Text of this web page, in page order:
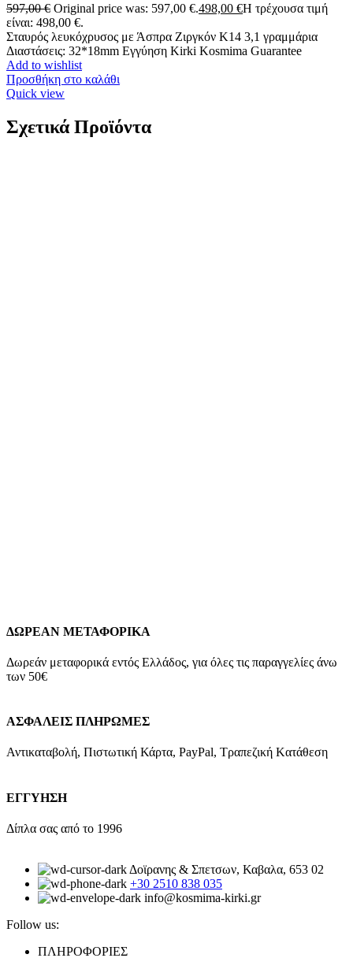
597,00€ Original price was: 597,00 €.498,00 €Η τρέχουσα τιμή
είναι: 498,00 €.
Σταυρός λευκόχρυσος με Άσπρα Ζιργκόν K14 3,1 γραμμάρια
Διαστάσεις: 32*18mm Εγγύηση Kirki Kosmima Guarantee
Add to wishlist
Προσθήκη στο καλάθι
Quick view
Σχετικά Προϊόντα
ΔΩΡΕΑΝ ΜΕΤΑΦΟΡΙΚΑ
Δωρεάν μεταφορικά εντός Ελλάδος, για όλες τις παραγγελίες άνω
των 50€
ΑΣΦΑΛΕΙΣ ΠΛΗΡΩΜΕΣ
Αντικαταβολή, Πιστωτική Κάρτα, PayPal, Τραπεζική Kατάθεση
ΕΓΓΥΗΣΗ
Δίπλα σας από το 1996
Δοϊρανης & Σπετσων, Καβαλα, 653 02
+30 2510 838 035
info@kosmima-kirki.gr
Follow us:
ΠΛΗΡΟΦΟΡΙΕΣ